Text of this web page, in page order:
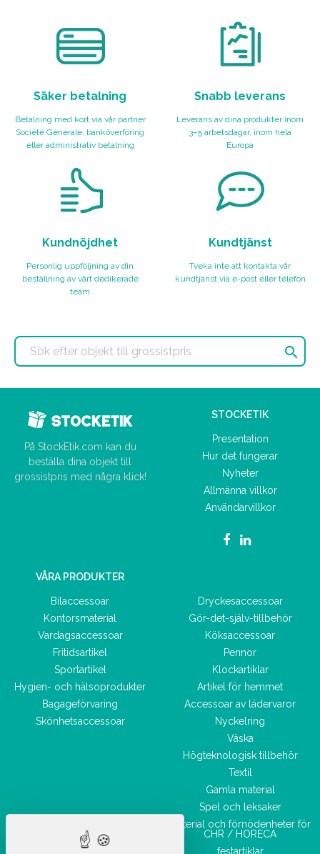
Säker betalning
Betalning med kort via vår partner
Société Générale, banköverföring
eller administrativ betalning
Snabb leverans
Leverans av dina produkter inom
3–5 arbetsdagar, inom hela
Europa
Kundnöjdhet
Personlig uppföljning av din
beställning av vårt dedikerade
team
Kundtjänst
Tveka inte att kontakta vår
kundtjänst via e-post eller telefon

På StockEtik.com kan du
beställa dina objekt till
grossistpris med några klick!
STOCKETIK
Presentation
Hur det fungerar
Nyheter
Allmänna villkor
Användarvillkor
VÅRA PRODUKTER
Bilaccessoar
Kontorsmaterial
Vardagsaccessoar
Fritidsartikel
Sportartikel
Hygien- och hälsoprodukter
Bagageförvaring
Skönhetsaccessoar
Dryckesaccessoar
Gör-det-själv-tillbehör
Köksaccessoar
Pennor
Klockartiklar
Artikel för hemmet
Accessoar av lädervaror
Nyckelring
Väska
Högteknologisk tillbehör
Textil
Gamla material
Spel och leksaker
Material och förnödenheter för
CHR / HORECA
festartiklar